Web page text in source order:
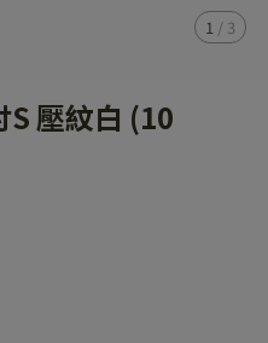
1 / 3
壓紋白 (10